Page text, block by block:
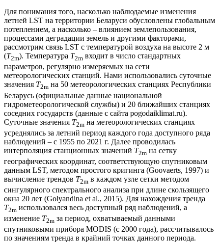
Для понимания того, насколько наблюдаемые изменения
летней LST на территории Беларуси обусловлены глобальным
потеплением, а насколько – влиянием землепользования,
процессами деградации земель и другими факторами,
рассмотрим связь LST с температурой воздуха на высоте 2 м
(T2m). Температура T2m входит в число стандартных
параметров, регулярно измеряемых на сети
метеорологических станций. Нами использовались суточные
значения T2m на 50 метеорологических станциях Республики
Беларусь (официальные данные национальной
гидрометеорологической службы) и 20 ближайших станциях
соседних государств (данные с сайта pogodaiklimat.ru).
Суточные значения T2m на метеорологических станциях
усреднялись за летний период каждого года доступного ряда
наблюдений – с 1955 по 2021 г. Далее проводилась
интерполяция станционных значений T2m на сетку
географических координат, соответствующую спутниковым
данным LST, методом простого кригинга (Goovaerts, 1997) и
вычисление трендов T2m в каждом узле сетки методом
сингулярного спектрального анализа при длине скользящего
окна 20 лет (Golyandina et al., 2015). Для нахождения тренда
T2m использовался весь доступный ряд наблюдений, а
изменение T2m за период, охватываемый данными
спутниковыми прибора MODIS (с 2000 года), рассчитывалось
по значениям тренда в крайний точках данного периода.